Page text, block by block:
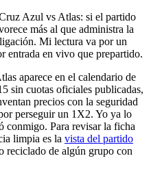
Azul vs Atlas: si el partido
más al que administra la
Mi lectura va por un
entrada en vivo que prepartido.
aparece en el calendario de
sin cuotas oficiales publicadas,
precios con la seguridad
perseguir un 1X2. Yo ya lo
conmigo. Para revisar la ficha
limpia es la vista del partido
reciclado de algún grupo con